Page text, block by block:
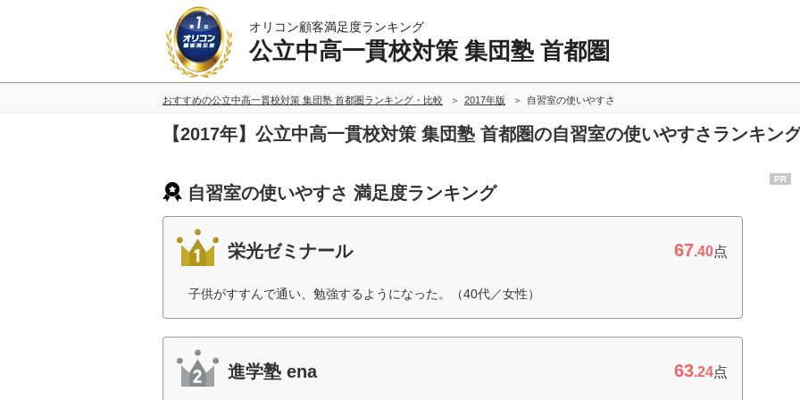
オリコン顧客満足度ランキング
公立中高一貫校対策 集団塾 首都圏
おすすめの公立中高一貫校対策 集団塾 首都圏ランキング・比較 2017年版 自習室の使いやすさ
【2017年】公立中高一貫校対策 集団塾 首都圏の自習室の使いやすさランキン
自習室の使いやすさ 満足度ランキング
栄光ゼミナール 67.40点
子供がすすんで通い、勉強するようになった。（40代／女性）
進学塾 ena 63.24点
PR